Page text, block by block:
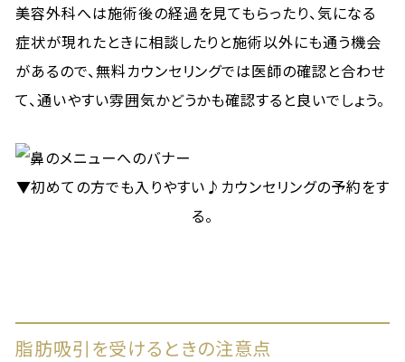
美容外科へは施術後の経過を見てもらったり、気になる
症状が現れたときに相談したりと施術以外にも通う機会
があるので、無料カウンセリングでは医師の確認と合わせ
て、通いやすい雰囲気かどうかも確認すると良いでしょう。
▼初めての方でも入りやすい♪カウンセリングの予約をす
る。
脂肪吸引を受けるときの注意点